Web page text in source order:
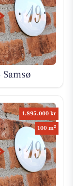
1.895.000 kr
100 m2